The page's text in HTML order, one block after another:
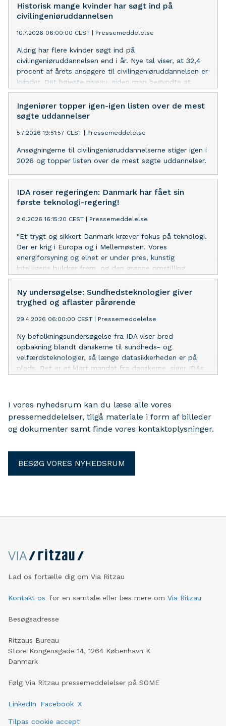
Historisk mange kvinder har søgt ind på
civilingeniøruddannelsen
10.7.2026 06:00:00 CEST | Pressemeddelelse
Aldrig har flere kvinder søgt ind på
civilingeniøruddannelsen end i år. Nye tal viser, at 32,4
procent af årets ansøgere til civilingeniøruddannelsen er
kvinder. Det højeste niveau, siden man begyndte at
måle i 1996.
Ingeniører topper igen-igen listen over de mest
søgte uddannelser
5.7.2026 19:51:57 CEST | Pressemeddelelse
Ansøgningerne til civilingeniøruddannelserne stiger igen i
2026 og topper listen over de mest søgte uddannelser.
IDA roser regeringen: Danmark har fået sin
første teknologi-regering!
2.6.2026 16:15:20 CEST | Pressemeddelelse
"Et trygt og sikkert Danmark kræver fokus på teknologi.
Der er krig i Europa og i Mellemøsten. Vores
energiforsyning og elnet er under pres, kunstig
intelligens buldrer frem, og den grønne omstilling
kræver stadig nye løsninger. I alle de store spørgsmål, vi
står over for, spiller teknologi en hovedrolle. Derfor er
det simpelthen så vigtigt, at teknologi går igennem
vi skal gribe, og som et felt, hvor vi skal have kontrol
modigt og ansvarligt og det fortjener stor ros”, siger
Laura Klitgaard, formand i IDA.
Ny undersøgelse: Sundhedsteknologier giver
tryghed og aflaster pårørende
29.4.2026 06:00:00 CEST | Pressemeddelelse
Ny befolkningsundersøgelse fra IDA viser bred
opbakning blandt danskerne til sundheds- og
velfærdsteknologier, så længe datasikkerheden er på
plads. Det er et klart mandat fra danskerne, siger IDAs
I vores nyhedsrum kan du læse alle vores
pressemeddelelser, tilgå materiale i form af billeder
og dokumenter samt finde vores kontaktoplysninger.
BESØG VORES NYHEDSRUM
Lad os fortælle dig om Via Ritzau
Kontakt os for en samtale eller læs mere om Via Ritzau
Besøgsadresse
Ritzaus Bureau
Store Kongensgade 14, 1264 København K
Danmark
Følg Via Ritzau pressemeddelelser på SOME
LinkedIn Facebook X
Tilpas cookie accept